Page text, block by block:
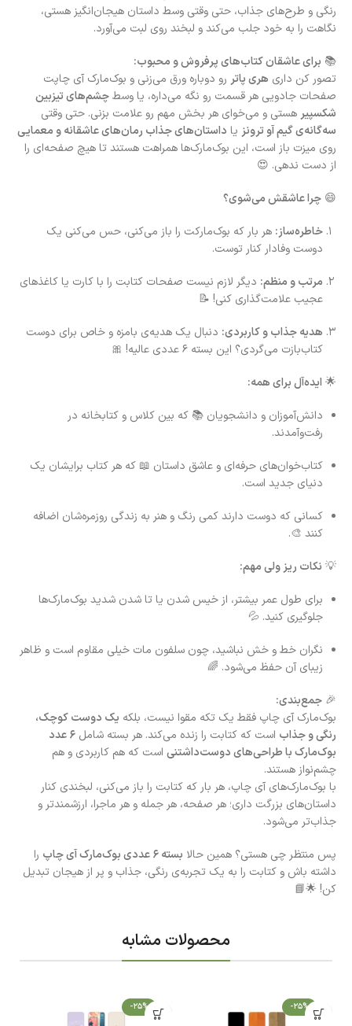
رنگی و طرح‌های جذاب، حتی وقتی وسط داستان هیجان‌انگیز هستی،
نگاهت را به خود جلب می‌کند و لبخند روی لبت می‌آورد.
📚 برای عاشقان کتاب‌های پرفروش و محبوب:
تصور کن داری هری پاتر رو دوباره ورق می‌زنی و بوک‌مارک آی چاپت
صفحات جادویی هر قسمت رو نگه می‌داره، یا وسطچشم‌های تیزبین
شکسپیر هستی و می‌خوای هر بخش مهم رو علامت بزنی. حتی وقتی
سه‌گانه‌ی گیم آو ترونز یا داستان‌های جذاب رمان‌های عاشقانه و معمایی
روی میزت باز است، این بوک‌مارک‌ها همراهت هستند تا هیچ صفحه‌ای را
از دست ندهی. 😍
😄 چرا عاشقش می‌شوی؟
خاطره‌ساز: هر بار که بوک‌مارکت را باز می‌کنی، حس می‌کنی یک
دوست وفادار کنار توست.
مرتب و منظم: دیگر لازم نیست صفحات کتابت را با کارت یا کاغذهای
عجیب علامت‌گذاری کنی! 📝
هدیه جذاب و کاربردی: دنبال یک هدیه‌ی بامزه و خاص برای دوست
کتاب‌بازت می‌گردی؟ این بسته ۶ عددی عالیه! 🎀
🌟 ایده‌آل برای همه:
دانش‌آموزان و دانشجویان 📚 که بین کلاس و کتابخانه در
رفت‌وآمدند.
کتاب‌خوان‌های حرفه‌ای و عاشق داستان 📖 که هر کتاب برایشان یک
دنیای جدید است.
کسانی که دوست دارند کمی رنگ و هنر به زندگی روزمره‌شان اضافه
کنند 🎨.
💡 نکات ریز ولی مهم:
برای طول عمر بیشتر، از خیس شدن یا تا شدن شدید بوک‌مارک‌ها
جلوگیری کنید. 💦
نگران خط و خش نباشید، چون سلفون مات خیلی مقاوم است و ظاهر
زیبای آن حفظ می‌شود. 🌈
🎉 جمع‌بندی:
بوک‌مارک آی چاپ فقط یک تکه مقوا نیست، بلکه یک دوست کوچک،
رنگی و جذاب است که کتابت را زنده می‌کند. هر بسته شامل
۶ عدد
بوک‌مارک با طراحی‌های دوست‌داشتنی است که هم کاربردی و هم
چشم‌نواز هستند.
با بوک‌مارک‌های آی چاپ، هر بار که کتابت را باز می‌کنی، لبخندی کنار
داستان‌های بزرگت داری؛ هر صفحه، هر جمله و هر ماجرا، ارزشمندتر و
جذاب‌تر می‌شود.
پس منتظر چی هستی؟ همین حالا بسته ۶ عددی بوک‌مارک آی چاپ
را
داشته باش و کتابت را به یک تجربه‌ی رنگی، جذاب و پر از هیجان تبدیل
کن! 🌟📘
محصولات مشابه
-25%
-25%